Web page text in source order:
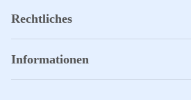
Rechtliches
Informationen